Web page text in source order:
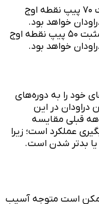
در محاسبه اکوئیتی معامله باز: مثبت ۷۰ پیپ نقطه اوج
خواهد بود.
در محاسبه بالانس معاملات بسته: مثبت ۵۰ پیپ نقطه اوج
خواهد بود.
خود را به دوره‌های
در این
قبلی مقایسه
عملکرد است؛ زیرا
یا بدتر شدن است.
ممکن است متوجه آسیب